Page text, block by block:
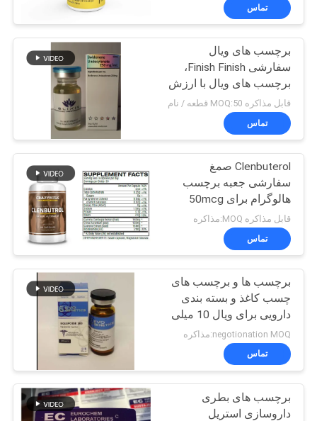
PRIVACY
POLICY10 میلی لیتر فنجان
جعبه
45
تابلو هولوگرام امنیت
27
جعبه بسته بندی
دارویی
19
تماس
برچسب های ویال
سفارشی Finish Finish،
برچسب های ویال با ارزش
425 میلی گرم 10ml با نام
های متفاوت
قابل مذاکره MOQ:50 قطعه / نام
تماس
Clenbuterol صمغ
سفارشی جعبه برچسب
هالوگرام برای 50mcg
بطری قرص پلاستیک
قابل مذاکره MOQ:مذاکره
تماس
برچسب ها و برچسب های
چسب کاغذ و بسته بندی
دارویی برای ویال 10 میلی
لیتر
negotionation MOQ:مذاکره
تماس
برچسب های بطری
داروسازی استریل